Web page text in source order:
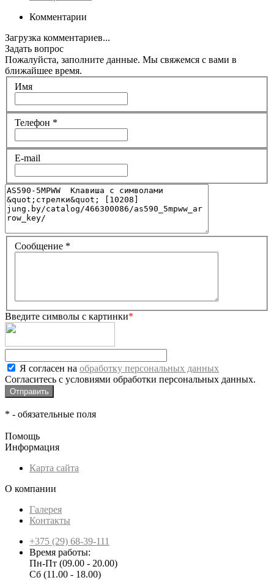
Комментарии
Загрузка комментариев...
Задать вопрос
Пожалуйста, заполните данные. Мы свяжемся с вами в
ближайшее время.
Имя
Телефон *
E-mail
Сообщение *
Введите символы с картинки*
Я согласен на обработку персональных данных
Согласитесь с условиями обработки персональных данных.
* - обязательные поля
Помощь
Информация
Карта сайта
О компании
Галерея
Контакты
+375 (29) 68-39-111
Время работы:
Пн-Пт (09.00 - 20.00)
Сб (11.00 - 18.00)